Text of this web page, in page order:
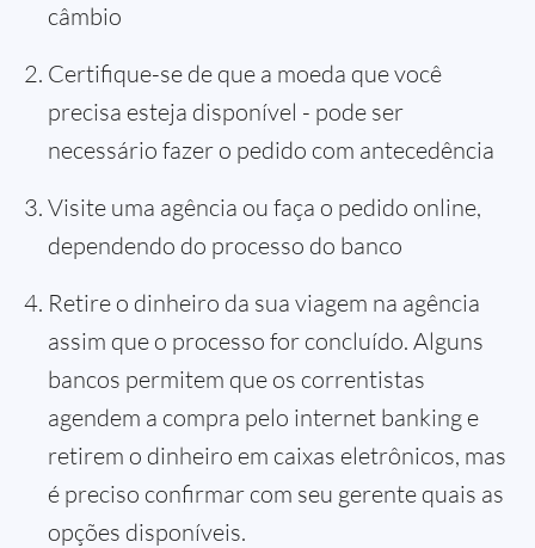
câmbio
Certifique-se de que a moeda que você
precisa esteja disponível - pode ser
necessário fazer o pedido com antecedência
Visite uma agência ou faça o pedido online,
dependendo do processo do banco
Retire o dinheiro da sua viagem na agência
assim que o processo for concluído. Alguns
bancos permitem que os correntistas
agendem a compra pelo internet banking e
retirem o dinheiro em caixas eletrônicos, mas
é preciso confirmar com seu gerente quais as
opções disponíveis.